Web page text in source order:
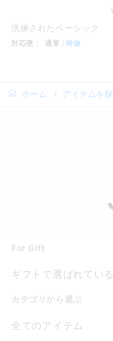
洗練されたベーシック
対応便： 通常 特急
ホーム アイテムを
For Gift
ギフトで選ばれてい
カテゴリから選ぶ
全てのアイテム